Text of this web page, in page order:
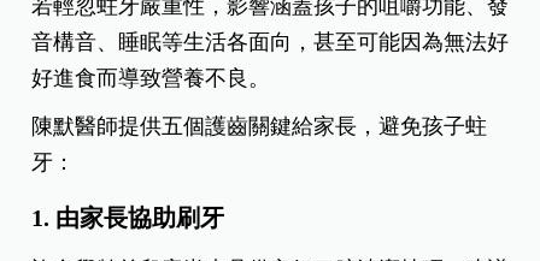
避免蛀牙，兒童牙醫傳授五大必做護齒方
法
但實際上，乳牙琺瑯質較薄，一旦蛀牙發生，進展
在牙齒嚴重腐蝕，甚至感染發炎後才被發現。